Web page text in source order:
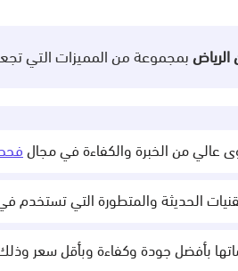
بمجموعة من المميزات التي
من الخبرة والكفاءة في مجال
الحديثة والمتطورة التي
بأفضل جودة وكفاءة وبأقل سعر